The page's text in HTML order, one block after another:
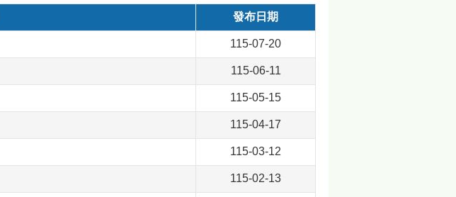
發布日期
115-07-20
115-06-11
115-05-15
115-04-17
115-03-12
115-02-13